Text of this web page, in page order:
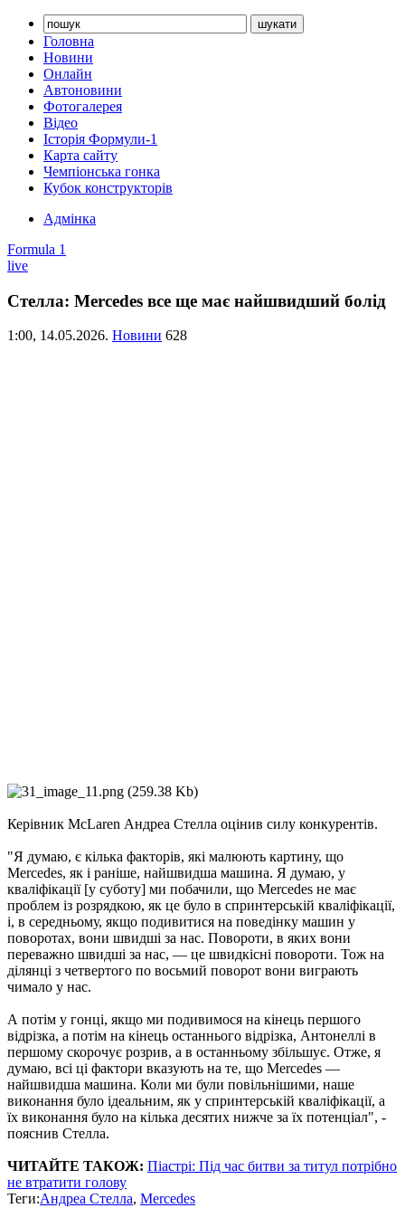
Головна
Новини
Онлайн
Автоновини
Фотогалерея
Відео
Історія Формули-1
Карта сайту
Чемпіонська гонка
Кубок конструкторів
Адмінка
Formula 1
live
Стелла: Mercedes все ще має найшвидший болід
1:00, 14.05.2026. Новини 628
Керівник McLaren Андреа Стелла оцінив силу конкурентів.
"Я думаю, є кілька факторів, які малюють картину, що
Mercedes, як і раніше, найшвидша машина. Я думаю, у
кваліфікації [у суботу] ми побачили, що Mercedes не має
проблем із розрядкою, як це було в спринтерській кваліфікації,
і, в середньому, якщо подивитися на поведінку машин у
поворотах, вони швидші за нас. Повороти, в яких вони
переважно швидші за нас, — це швидкісні повороти. Тож на
ділянці з четвертого по восьмий поворот вони виграють
чимало у нас.
А потім у гонці, якщо ми подивимося на кінець першого
відрізка, а потім на кінець останнього відрізка, Антонеллі в
першому скорочує розрив, а в останньому збільшує. Отже, я
думаю, всі ці фактори вказують на те, що Mercedes —
найшвидша машина. Коли ми були повільнішими, наше
виконання було ідеальним, як у спринтерській кваліфікації, а
їх виконання було на кілька десятих нижче за їх потенціал", -
пояснив Стелла.
ЧИТАЙТЕ ТАКОЖ: Піастрі: Під час битви за титул потрібно
не втратити голову
Теги:Андреа Стелла, Mercedes